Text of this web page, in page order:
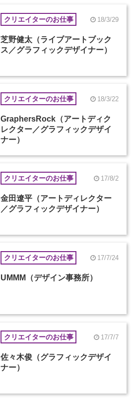
クリエイターのお仕事 18/3/29
芝野健太（ライブアートブック
ス／グラフィックデザイナー）
クリエイターのお仕事 18/3/22
GraphersRock（アートディク
レクター／グラフィックデザイ
ナー）
クリエイターのお仕事 17/8/2
金田遼平（アートディレクター
／グラフィックデザイナー）
クリエイターのお仕事 17/7/24
UMMM（デザイン事務所）
クリエイターのお仕事 17/7/7
佐々木俊（グラフィックデザイ
ナー）